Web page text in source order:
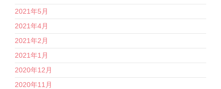
2021年5月
2021年4月
2021年2月
2021年1月
2020年12月
2020年11月